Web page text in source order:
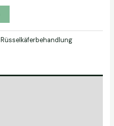
Rüsselkäferbehandlung